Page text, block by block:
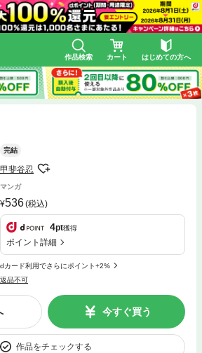
作品検索 カート はじめての方へ
完結
甲斐谷忍
マンガ
536(税込)
4pt獲得
ポイント詳細
dカード利用でさらにポイント+2%
返品不可
今すぐ買う
作品をチェックする